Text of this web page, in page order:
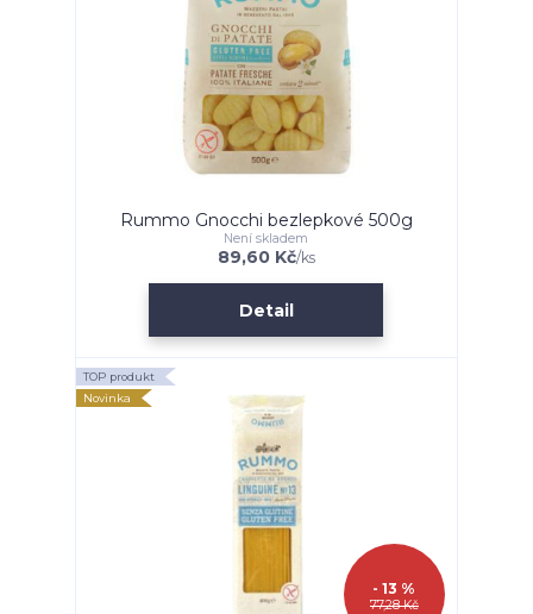
Rummo Gnocchi bezlepkové 500g
89,60 Kč/ks
Není skladem
Detail
TOP produkt
Novinka
77,28 Kč
- 13 %